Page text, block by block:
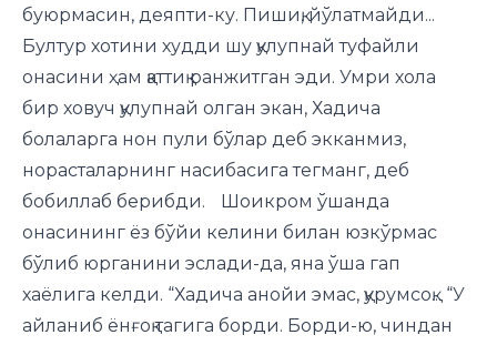
буюрмасин, деяпти-ку. Пишиқ, йўлатмайди...
Бултур хотини худди шу қулупнай туфайли
онасини ҳам қаттиқ ранжитган эди. Умри хола
бир ховуч қулупнай олган экан, Хадича
болаларга нон пули бўлар деб экканмиз,
норасталарнинг насибасига тегманг, деб
бобиллаб берибди. Шоикром ўшанда
онасининг ёз бўйи келини билан юзкўрмас
бўлиб юрганини эслади-да, яна ўша гап
хаёлига келди. “Хадича анойи эмас, қурумсоқ... “У
айланиб ёнғоқ тагига борди. Борди-ю, чиндан